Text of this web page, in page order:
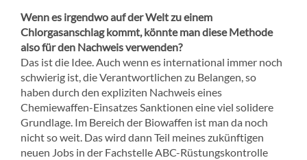
Wenn es irgendwo auf der Welt zu einem
Chlorgasanschlag kommt, könnte man diese Methode
also für den Nachweis verwenden?
Das ist die Idee. Auch wenn es international immer noch
schwierig ist, die Verantwortlichen zu Belangen, so
haben durch den expliziten Nachweis eines
Chemiewaffen-Einsatzes Sanktionen eine viel solidere
Grundlage. Im Bereich der Biowaffen ist man da noch
nicht so weit. Das wird dann Teil meines zukünftigen
neuen Jobs in der Fachstelle ABC-Rüstungskontrolle